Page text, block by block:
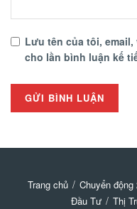
Lưu tên của tôi,
cho lần bình luận kế
Trang chủ Chuyển động
Đầu Tư
Thị